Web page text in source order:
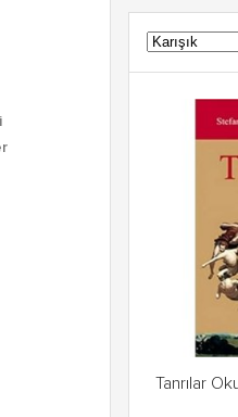
Tanrılar